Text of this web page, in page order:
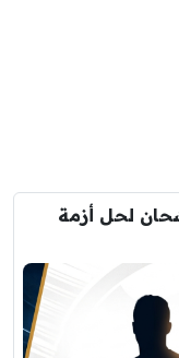
لحل أزمة